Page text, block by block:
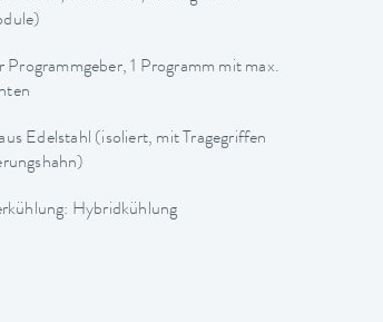
Programmgeber, 1 Programm mit max.
Edelstahl (isoliert, mit Tragegriffen
Hybridkühlung